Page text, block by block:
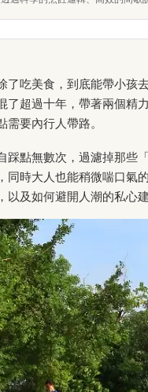
了吃美食，到底能帶小孩
了超過十年，帶著兩個精
要內行人帶路。
踩點無數次，過濾掉那些
同時大人也能稍微喘口氣
及如何避開人潮的私心建